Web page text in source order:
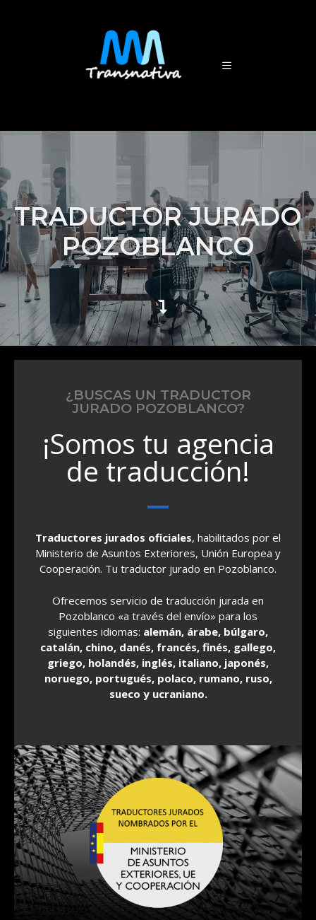
TRADUCTOR JURADO
POZOBLANCO
¿BUSCAS UN TRADUCTOR
JURADO POZOBLANCO?
¡Somos tu agencia
de traducción!
Traductores jurados oficiales, habilitados por el
Ministerio de Asuntos Exteriores, Unión Europea y
Cooperación. Tu traductor jurado en Pozoblanco.
Ofrecemos servicio de traducción jurada en
Pozoblanco «a través del envío» para los
siguientes idiomas: alemán, árabe, búlgaro,
catalán, chino, danés, francés, finés, gallego,
griego, holandés, inglés, italiano, japonés,
noruego, portugués, polaco, rumano, ruso,
sueco y ucraniano.